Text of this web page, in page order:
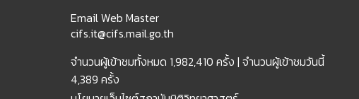
Email Web Master
cifs.it@cifs.mail.go.th
จำนวนผู้เข้าชมทั้งหมด 1,982,410 ครั้ง | จำนวนผู้เข้าชมวันนี้
4,389 ครั้ง